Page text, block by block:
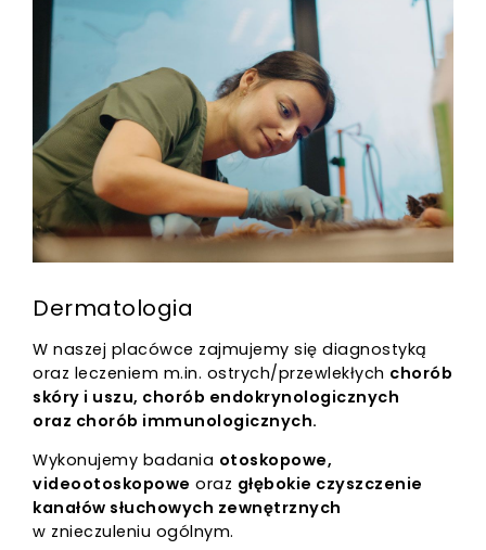
Dermatologia
W naszej placówce zajmujemy się diagnostyką
oraz leczeniem m.in. ostrych/przewlekłych chorób
skóry i uszu, chorób endokrynologicznych
oraz chorób immunologicznych.
Wykonujemy badania otoskopowe,
videootoskopowe oraz głębokie czyszczenie
kanałów słuchowych zewnętrznych
w znieczuleniu ogólnym.